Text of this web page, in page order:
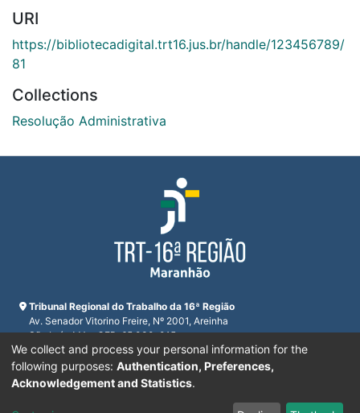
URI
https://bibliotecadigital.trt16.jus.br/handle/123456789/
81
Collections
Resolução Administrativa
Tribunal Regional do Trabalho da 16ª Região
Av. Senador Vitorino Freire, Nº 2001, Areinha
São Luís, MA - CEP: 65.030-015
CNPJ 23.608.631/0001-93
Horário de funcionamento:
De segunda a sexta-feira das 7:30 às 16:00
Telefones:
We collect and process your personal information for the
following purposes: Authentication, Preferences,
Acknowledgement and Statistics.